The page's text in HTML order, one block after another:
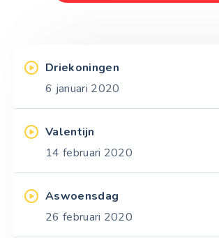
Driekoningen
6 januari 2020
Valentijn
14 februari 2020
Aswoensdag
26 februari 2020